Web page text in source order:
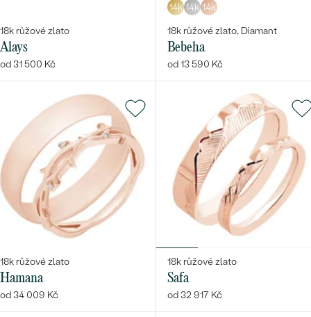
18k růžové zlato
Alays
od 31 500 Kč
14k 14k 14k
18k růžové zlato, Diamant
Bebeha
od 13 590 Kč
18k růžové zlato
Hamana
od 34 009 Kč
18k růžové zlato
Safa
od 32 917 Kč